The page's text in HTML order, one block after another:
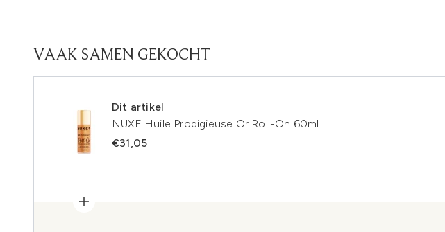
VAAK SAMEN GEKOCHT
Dit artikel
NUXE Huile Prodigieuse Or Roll-On 60ml
€31,05